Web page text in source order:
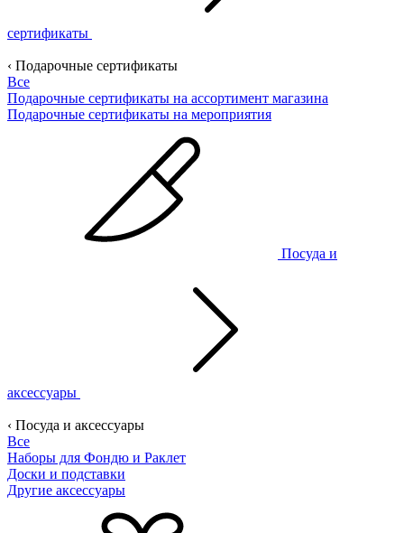
сертификаты
‹ Подарочные сертификаты
Все
Подарочные сертификаты на ассортимент магазина
Подарочные сертификаты на мероприятия
Посуда и
аксессуары
‹ Посуда и аксессуары
Все
Наборы для Фондю и Раклет
Доски и подставки
Другие аксессуары